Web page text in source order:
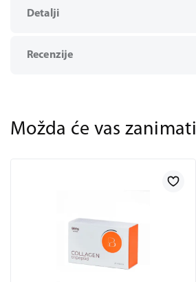
Detalji
Recenzije
Možda će vas zanimati